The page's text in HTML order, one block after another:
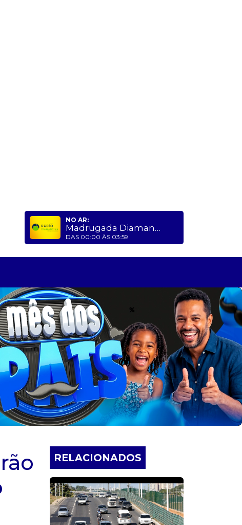
NO AR:
Madrugada Diamantina
DAS 00:00 ÀS 03:59
RELACIONADOS